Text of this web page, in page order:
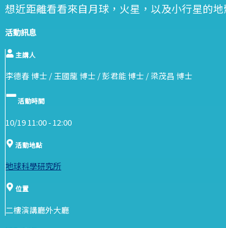
想近距離看看來自月球，火星，以及小行星的
活動訊息
主講人
李德春 博士 / 王國龍 博士 / 彭君能 博士 / 梁茂昌 博士
活動時間
10/19 11:00 -12:00
活動地點
地球科學研究所
位置
二樓演講廳外大廳